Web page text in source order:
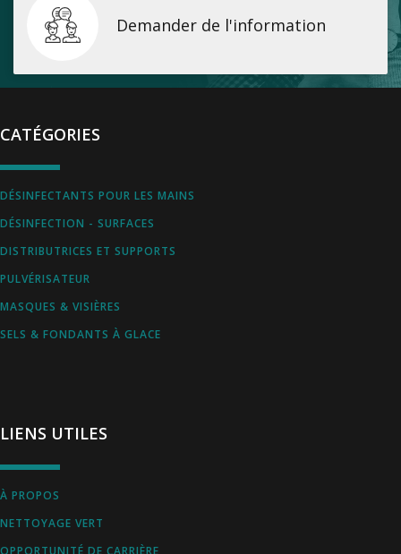
Demander de l'information
CATÉGORIES
DÉSINFECTANTS POUR LES MAINS
DÉSINFECTION - SURFACES
DISTRIBUTRICES ET SUPPORTS
PULVÉRISATEUR
MASQUES & VISIÈRES
SELS & FONDANTS À GLACE
LIENS UTILES
À PROPOS
NETTOYAGE VERT
OPPORTUNITÉ DE CARRIÈRE